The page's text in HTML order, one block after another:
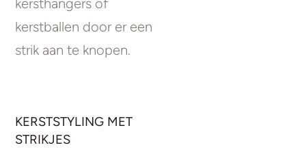
kersthangers of
kerstballen door er een
strik aan te knopen.
KERSTSTYLING MET
STRIKJES